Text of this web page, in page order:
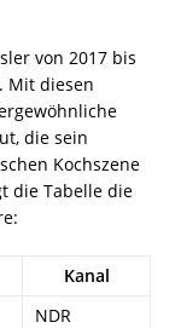
von 2017 bis
Mit diesen
die sein
Kochszene
die Tabelle die
Kanal
NDR